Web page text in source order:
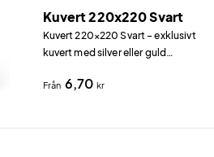
Kuvert 220x220 Svart
Kuvert 220×220 Svart – exklusivt
kuvert med silver eller guld
mm) i 120 g/m² svart papper ger
Från 6,70 kr